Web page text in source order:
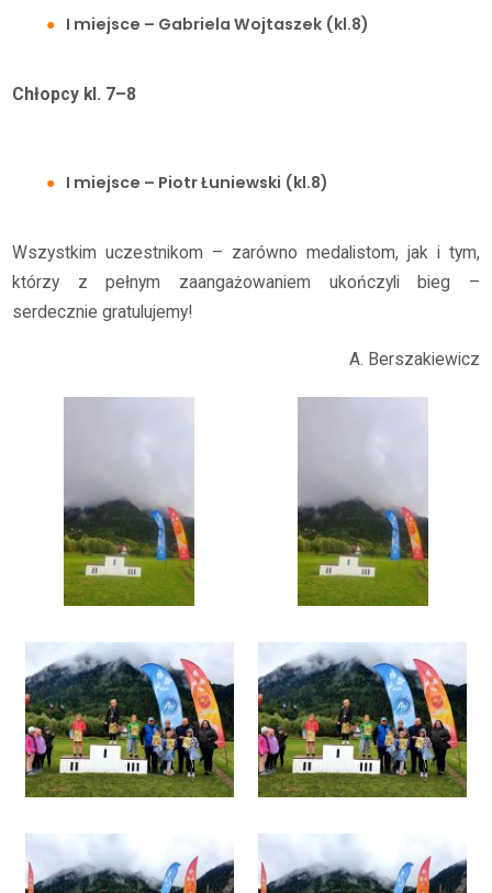
I miejsce – Gabriela Wojtaszek (kl.8)
Chłopcy kl. 7–8
I miejsce – Piotr Łuniewski (kl.8)
Wszystkim uczestnikom – zarówno medalistom, jak i tym,
którzy z pełnym zaangażowaniem ukończyli bieg –
serdecznie gratulujemy!
A. Berszakiewicz